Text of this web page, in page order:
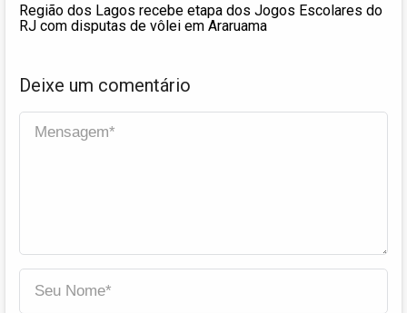
Região dos Lagos recebe etapa dos Jogos Escolares do
RJ com disputas de vôlei em Araruama
Deixe um comentário